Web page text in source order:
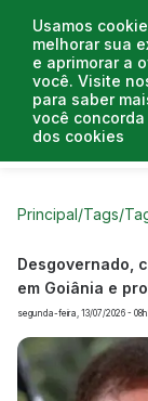
Usamos
melhorar sua
e aprimorar a
você. Visite
para saber
você
dos cookies
Curtas do Poder
Principal/Tags/
Desgovernado,
em Goiânia e
segunda-feira, 13/07/2026 -